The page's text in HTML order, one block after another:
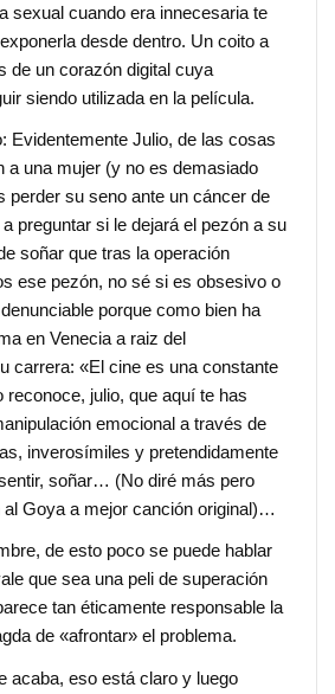
sexual cuando era innecesaria te
desde dentro. Un coito a
de un corazón digital cuya
siendo utilizada en la película.
Evidentemente Julio, de las cosas
a una mujer (y no es demasiado
perder su seno ante un cáncer de
preguntar si le dejará el pezón a su
soñar que tras la operación
ese pezón, no sé si es obsesivo o
porque como bien ha
en Venecia a raiz del
carrera: «El cine es una constante
reconoce, julio, que aquí te has
emocional a través de
inverosímiles y pretendidamente
soñar… (No diré más pero
al Goya a mejor canción original)…
de esto poco se puede hablar
que sea una peli de superación
tan éticamente responsable la
de «afrontar» el problema.
acaba, eso está claro y luego